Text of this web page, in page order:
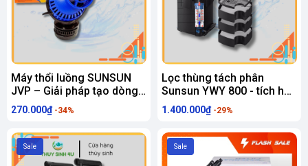
Máy thổi luồng SUNSUN
JVP – Giải pháp tạo dòng
chảy cho bể cá
270.000₫ -34%
Lọc thùng tách phân
Sunsun YWY 800 - tích hợp
tách phân, xả đáy
1.400.000₫ -29%
Sale Sale